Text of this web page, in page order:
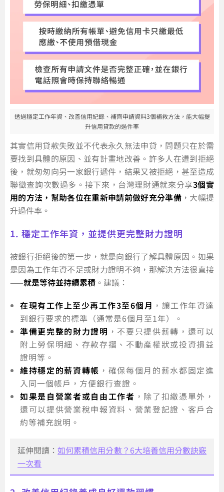
透過穩定工作年資、改善信用紀錄、補齊申請資料3個補救方法，能大幅提
升信用貸款的過件率
其實信用貸款失敗並不代表永久無法申貸，問題只在於需
要找到具體的原因、並有計畫地改善。許多人在遭到拒絕
後，就匆匆向另一家銀行遞件，結果又被拒絕，甚至造成
聯徵查詢次數過多。接下來，台灣理財通就來分享3個實
用的方法，幫助各位在重新申請前做好充分準備 ，大幅提
升過件率。
1. 穩定工作年資，並提供更完整財力證明
被銀行拒絕後的第一步，就是向銀行了解具體原因。如果
是因為工作年資不足或財力證明不夠，那解決方法很直接
——就是等待並持續累積 。建議：
在現有工作上至少再工作3至6個月 ，讓工作年資達
到銀行要求的標準（通常是6個月至1年）。
準備更完整的財力證明 ，不要只提供薪轉，還可以
附上勞保明細、存款存摺、不動產權狀或投資損益
證明等。
維持穩定的薪資轉帳 ，確保每個月的薪水都固定進
入同一個帳戶，方便銀行查證。
如果是自營業者或自由工作者 ，除了扣繳憑單外，
還可以提供營業稅申報資料、營業登記證、客戶合
約等補充說明。
延伸閱讀：如何累積信用分數？6大培養信用分數訣竅
一次看